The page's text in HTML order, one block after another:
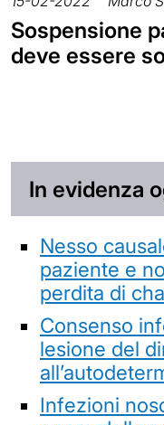
Sospensione
deve essere
In evidenza
Nesso
paziente e
perdita di
Consenso
lesione del
Infezioni